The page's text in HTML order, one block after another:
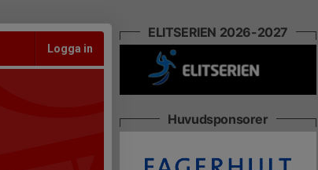
Logga in
ELITSERIEN 2026-2027
Huvudsponsorer